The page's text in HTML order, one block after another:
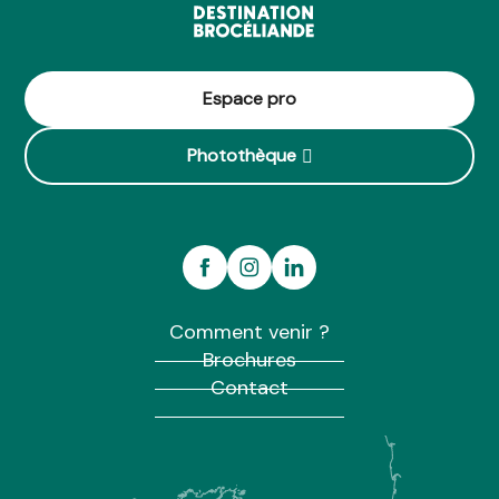
Espace pro
Photothèque
Comment venir ?
Brochures
Contact